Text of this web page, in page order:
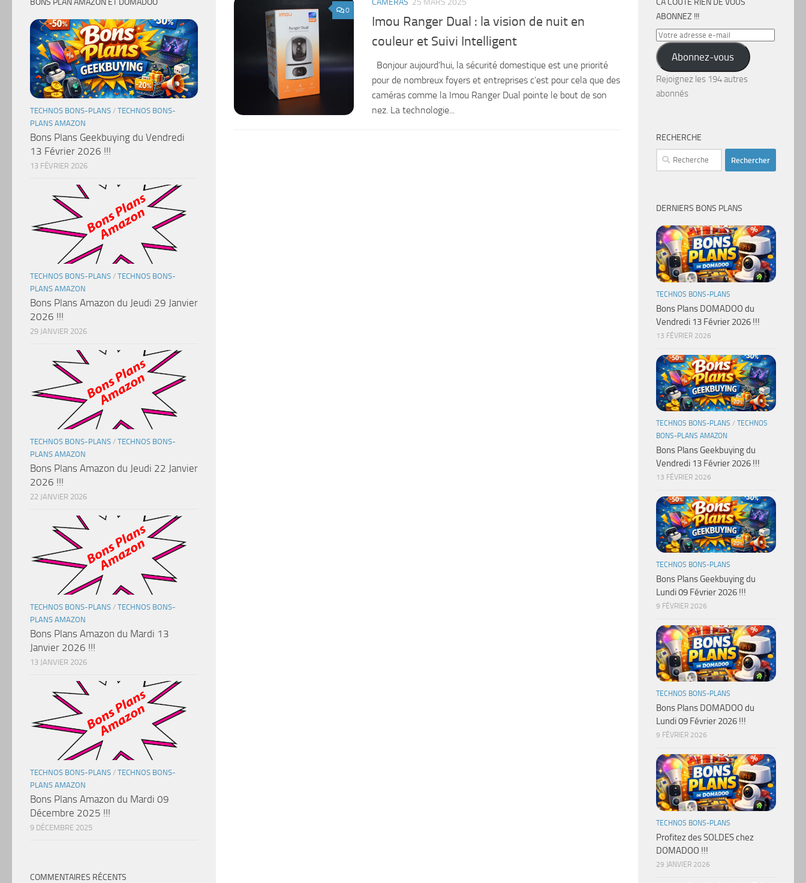
0
CAMÉRAS 25 MARS 2025
Imou Ranger Dual : la vision de nuit en
couleur et Suivi Intelligent
Bonjour aujourd’hui, la sécurité domestique est une priorité
pour de nombreux foyers et entreprises c’est pour cela que des
caméras comme la Imou Ranger Dual pointe le bout de son
nez. La technologie...
BONS PLAN AMAZON ET DOMADOO
TECHNOS BONS-PLANS / TECHNOS BONS-
PLANS AMAZON
Bons Plans Geekbuying du Vendredi
13 Février 2026 !!!
13 FÉVRIER 2026
TECHNOS BONS-PLANS / TECHNOS BONS-
PLANS AMAZON
Bons Plans Amazon du Jeudi 29 Janvier
2026 !!!
29 JANVIER 2026
TECHNOS BONS-PLANS / TECHNOS BONS-
PLANS AMAZON
Bons Plans Amazon du Jeudi 22 Janvier
2026 !!!
22 JANVIER 2026
TECHNOS BONS-PLANS / TECHNOS BONS-
PLANS AMAZON
Bons Plans Amazon du Mardi 13
Janvier 2026 !!!
13 JANVIER 2026
TECHNOS BONS-PLANS / TECHNOS BONS-
PLANS AMAZON
Bons Plans Amazon du Mardi 09
Décembre 2025 !!!
9 DÉCEMBRE 2025
COMMENTAIRES RÉCENTS
CA COÛTE RIEN DE VOUS
ABONNEZ !!!
Votre
adresse
e-
mail
Abonnez-vous
Rejoignez les 194 autres
abonnés
RECHERCHE
Rechercher :
DERNIERS BONS PLANS
TECHNOS BONS-PLANS
Bons Plans DOMADOO du
Vendredi 13 Février 2026 !!!
13 FÉVRIER 2026
TECHNOS BONS-PLANS / TECHNOS
BONS-PLANS AMAZON
Bons Plans Geekbuying du
Vendredi 13 Février 2026 !!!
13 FÉVRIER 2026
TECHNOS BONS-PLANS
Bons Plans Geekbuying du
Lundi 09 Février 2026 !!!
9 FÉVRIER 2026
TECHNOS BONS-PLANS
Bons Plans DOMADOO du
Lundi 09 Février 2026 !!!
9 FÉVRIER 2026
TECHNOS BONS-PLANS
Profitez des SOLDES chez
DOMADOO !!!
29 JANVIER 2026